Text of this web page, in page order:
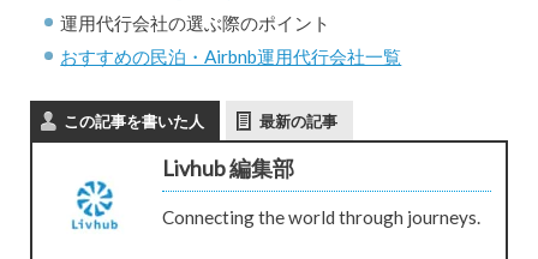
運用代行会社の選ぶ際のポイント
おすすめの民泊・Airbnb運用代行会社一覧
この記事を書いた人 最新の記事
Livhub 編集部
Connecting the world through journeys.